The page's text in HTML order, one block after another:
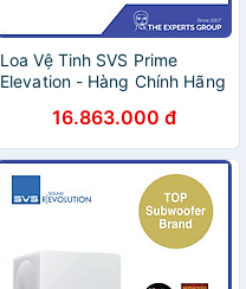
Loa Vệ Tinh SVS Prime
Elevation - Hàng Chính Hãng
16.863.000 đ